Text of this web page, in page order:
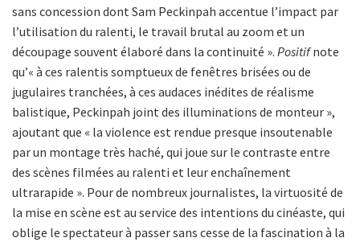
sans concession dont Sam Peckinpah accentue l’impact par
l’utilisation du ralenti, le travail brutal au zoom et un
découpage souvent élaboré dans la continuité ». Positifnote
qu’« à ces ralentis somptueux de fenêtres brisées ou de
jugulaires tranchées, à ces audaces inédites de réalisme
balistique, Peckinpah joint des illuminations de monteur »,
ajoutant que « la violence est rendue presque insoutenable
par un montage très haché, qui joue sur le contraste entre
des scènes filmées au ralenti et leur enchaînement
ultrarapide ». Pour de nombreux journalistes, la virtuosité de
la mise en scène est au service des intentions du cinéaste, qui
oblige le spectateur à passer sans cesse de la fascination à la